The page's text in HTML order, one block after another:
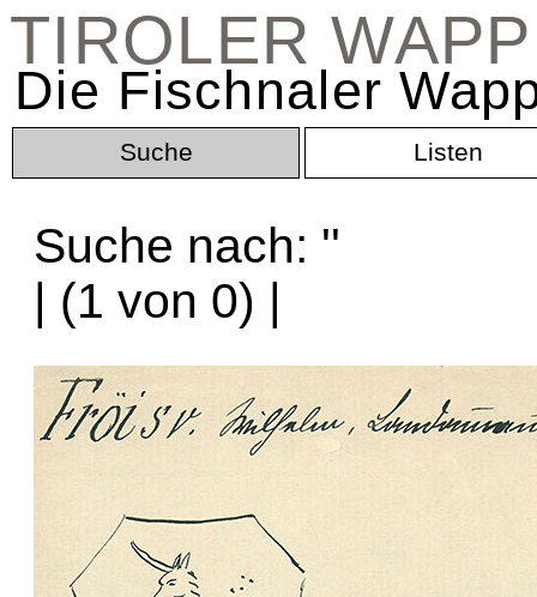
TIROLER
Die Fischnaler
Suche Listen
Suche nach: ''
| (1 von 0) |